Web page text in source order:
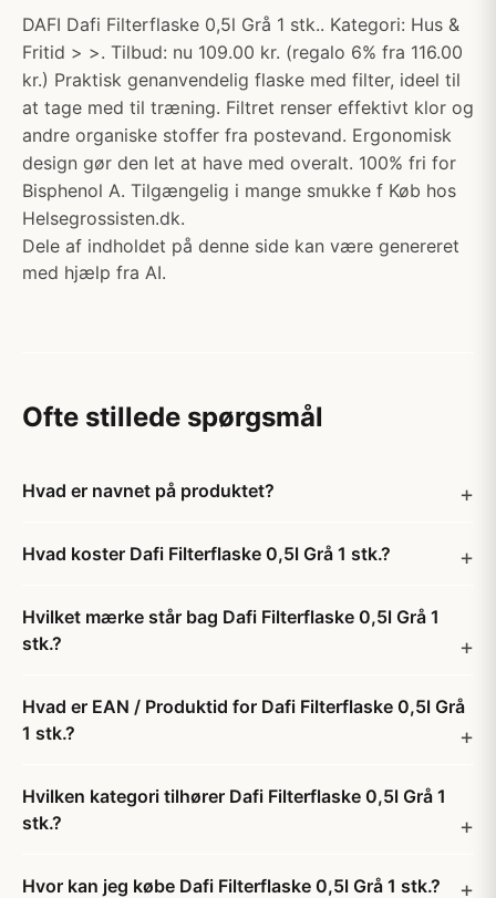
DAFI Dafi Filterflaske 0,5l Grå 1 stk.. Kategori: Hus &
Fritid > >. Tilbud: nu 109.00 kr. (regalo 6% fra 116.00
kr.) Praktisk genanvendelig flaske med filter, ideel til
at tage med til træning. Filtret renser effektivt klor og
andre organiske stoffer fra postevand. Ergonomisk
design gør den let at have med overalt. 100% fri for
Bisphenol A. Tilgængelig i mange smukke f Køb hos
Helsegrossisten.dk.
Dele af indholdet på denne side kan være genereret
med hjælp fra AI.
Ofte stillede spørgsmål
Hvad er navnet på produktet?
Hvad koster Dafi Filterflaske 0,5l Grå 1 stk.?
Hvilket mærke står bag Dafi Filterflaske 0,5l Grå 1
stk.?
Hvad er EAN / Produktid for Dafi Filterflaske 0,5l Grå
1 stk.?
Hvilken kategori tilhører Dafi Filterflaske 0,5l Grå 1
stk.?
Hvor kan jeg købe Dafi Filterflaske 0,5l Grå 1 stk.?